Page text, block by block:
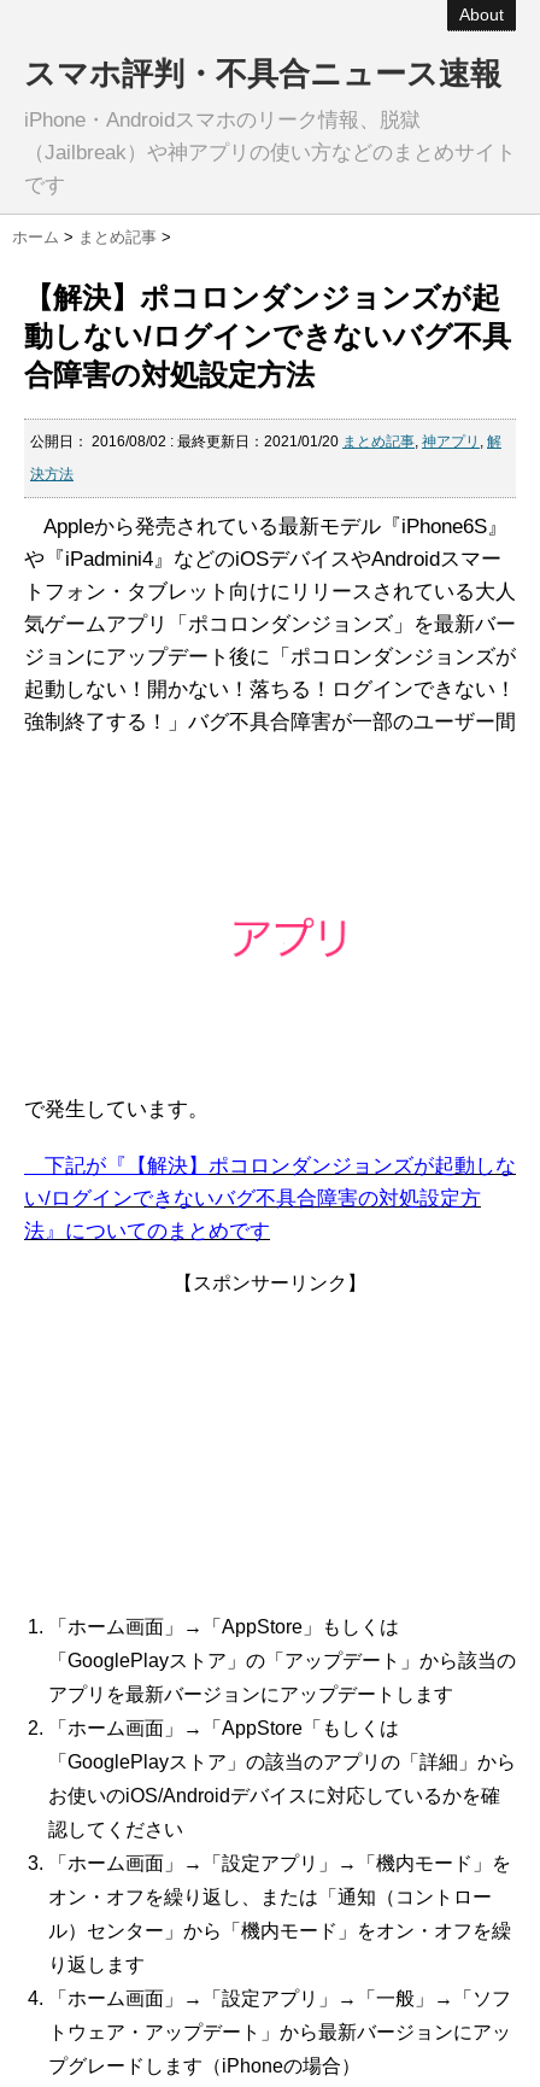
About
スマホ評判・不具合ニュース速報
iPhone・Androidスマホのリーク情報、脱獄
（Jailbreak）や神アプリの使い方などのまとめサイト
です
ホーム > まとめ記事 >
【解決】ポコロンダンジョンズが起
動しない/ログインできないバグ不具
合障害の対処設定方法
公開日： 2016/08/02 : 最終更新日：2021/01/20 まとめ記事, 神アプリ , 解
決方法
Appleから発売されている最新モデル『iPhone6S』
や『iPadmini4』などのiOSデバイスやAndroidスマー
トフォン・タブレット向けにリリースされている大人
気ゲームアプリ「ポコロンダンジョンズ」を最新バー
ジョンにアップデート後に「ポコロンダンジョンズが
起動しない！開かない！落ちる！ログインできない！
強制終了する！」バグ不具合障害が一部のユーザー間
で発生しています。
下記が『【解決】 ポコロンダンジョンズが起動しな
い/ログインできないバグ不具合障害の対処設定方
法』についてのまとめです
【スポンサーリンク】
「ホーム画面」→「 AppStore 」もしくは
「 GooglePlayストア」の「アップデート」から該当の
アプリを最新バージョンにアップデートします
「ホーム画面」→「 AppStore 「もしくは
「 GooglePlayストア」の該当のアプリの「詳細」から
お使いのiOS/Androidデバイスに対応しているかを確
認してください
「ホーム画面」→「設定アプリ」→「機内モード」を
オン・オフを繰り返し、または「通知（コントロー
ル）センター」から「機内モード」をオン・オフを繰
り返します
「ホーム画面」→「設定アプリ」→「一般」→「ソフ
トウェア・アップデート」から最新バージョンにアッ
プグレードします（iPhoneの場合）